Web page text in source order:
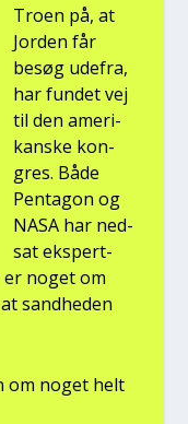
Tro­en på, at
Jor­den får
besøg ude­fra,
har fun­det vej
til den ame­ri­
kan­ske kon­
gres. Både
Pen­ta­gon og
NASA har ned­
sat eks­pert­
noget om
sand­he­den
om noget helt